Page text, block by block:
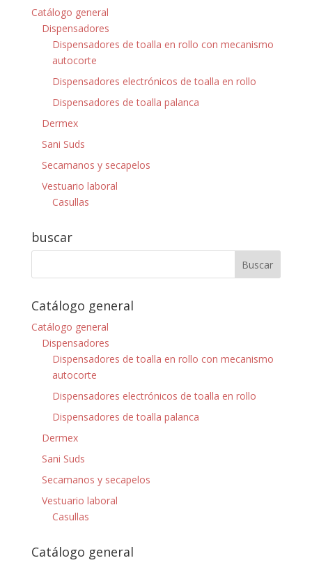
Catálogo general
Dispensadores
Dispensadores de toalla en rollo con mecanismo
autocorte
Dispensadores electrónicos de toalla en rollo
Dispensadores de toalla palanca
Dermex
Sani Suds
Secamanos y secapelos
Vestuario laboral
Casullas
buscar
Catálogo general
Catálogo general
Dispensadores
Dispensadores de toalla en rollo con mecanismo
autocorte
Dispensadores electrónicos de toalla en rollo
Dispensadores de toalla palanca
Dermex
Sani Suds
Secamanos y secapelos
Vestuario laboral
Casullas
Catálogo general